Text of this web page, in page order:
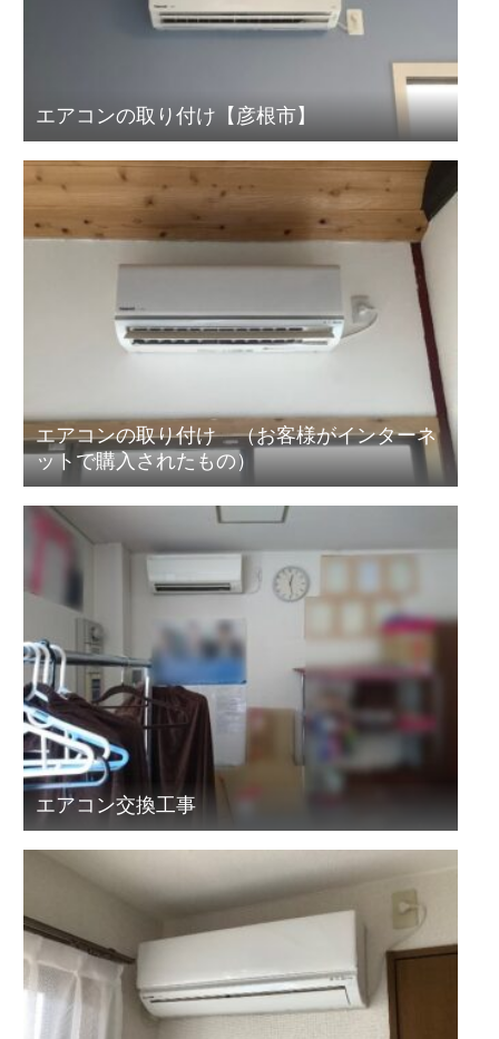
エアコンの取り付け【彦根市】
エアコンの取り付け （お客様がインターネ
ットで購入されたもの）
エアコン交換工事